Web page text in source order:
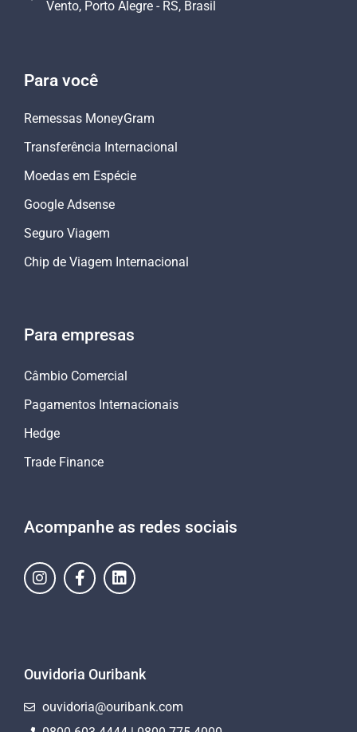
Vento, Porto Alegre - RS, Brasil
Para você
Remessas MoneyGram
Transferência Internacional
Moedas em Espécie
Google Adsense
Seguro Viagem
Chip de Viagem Internacional
Para empresas
Câmbio Comercial
Pagamentos Internacionais
Hedge
Trade Finance
Acompanhe as redes sociais
Ouvidoria Ouribank
ouvidoria@ouribank.com